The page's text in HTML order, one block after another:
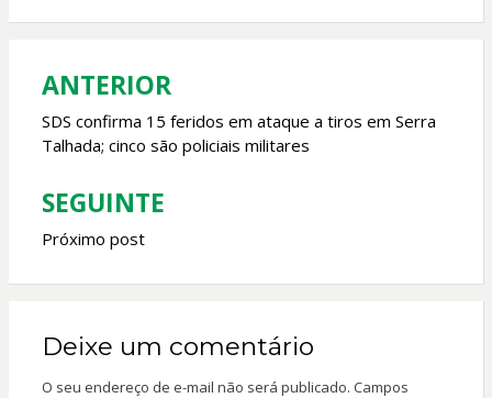
o
k
A
p
Navegação
de
Post
ANTERIOR
SDS confirma 15 feridos em ataque a tiros em Serra
Talhada; cinco são policiais militares
SEGUINTE
Próximo post
Deixe um comentário
O seu endereço de e-mail não será publicado. Campos